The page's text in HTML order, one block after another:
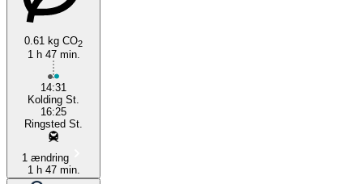
0.61 kg CO2
1 h 47 min.
14:31
Kolding St.
16:25
Ringsted St.
1 ændring
1 h 47 min.